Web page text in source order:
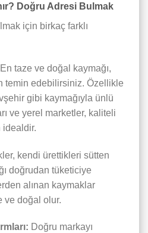
Doğru Adresi Bulmak
için birkaç farklı
En taze ve doğal kaymağı,
temin edebilirsiniz. Özellikle
gibi kaymağıyla ünlü
ve yerel marketler, kaliteli
idealdir.
kendi ürettikleri sütten
doğrudan tüketiciye
alınan kaymaklar
ve doğal olur.
Doğru markayı